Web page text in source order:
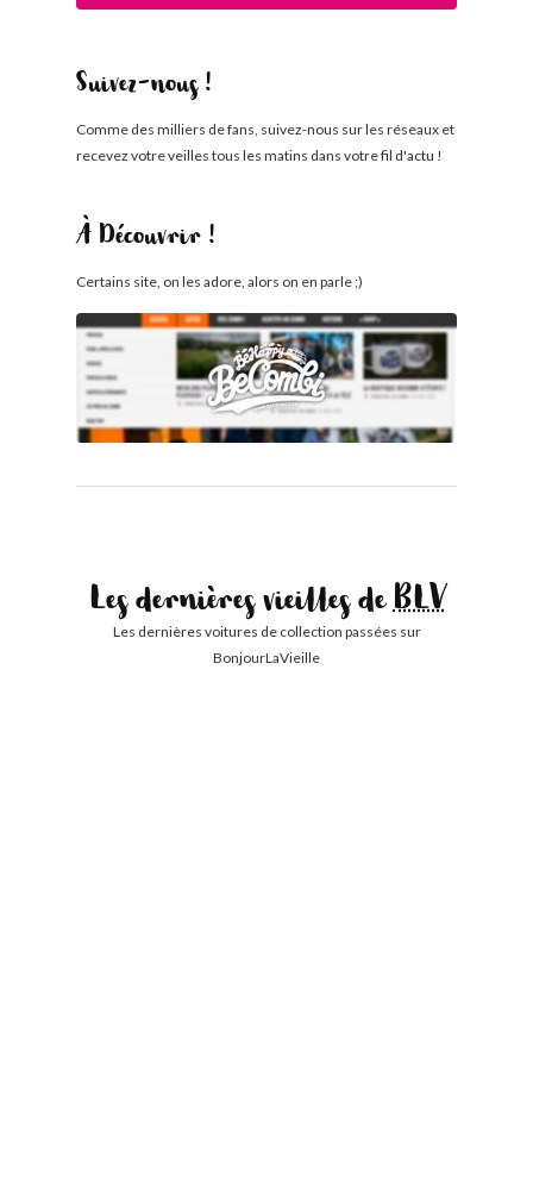
Suivez-nous !
Comme des milliers de fans, suivez-nous sur les réseaux et
recevez votre veilles tous les matins dans votre fil d'actu !
À Découvrir !
Certains site, on les adore, alors on en parle ;)
Les dernières vieilles deBLV
Les dernières voitures de collection passées sur
BonjourLaVieille